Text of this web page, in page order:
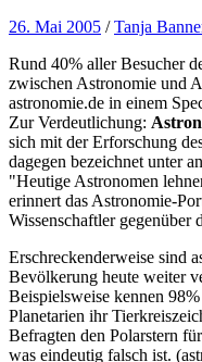
26. Mai 2005 /Tanja
Rund 40% aller Besucher
zwischen Astronomie und
astronomie.de in einem
Zur Verdeutlichung:
sich mit der Erforschung
dagegen bezeichnet unter
"Heutige Astronomen
erinnert das Astronomie-
Wissenschaftler gegenüber
Erschreckenderweise sind
Bevölkerung heute weiter
Beispielsweise kennen
Planetarien ihr
Befragten den Polarstern
was eindeutig falsch ist.